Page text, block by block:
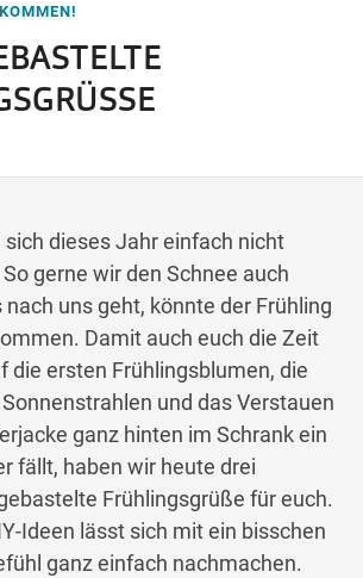
Wegbeschreibung
sich dieses Jahr einfach nicht
gerne wir den Schnee auch
nach uns geht, könnte der Frühling
Damit auch euch die Zeit
die ersten Frühlingsblumen, die
und das Verstauen
ganz hinten im Schrank ein
fällt, haben wir heute drei
Frühlingsgrüße für euch.
Ideen lässt sich mit ein bisschen
ganz einfach nachmachen.